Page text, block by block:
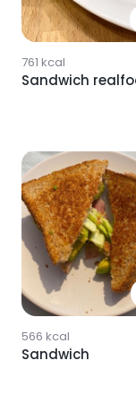
761 kcal
Sandwich
566 kcal
Sandwich